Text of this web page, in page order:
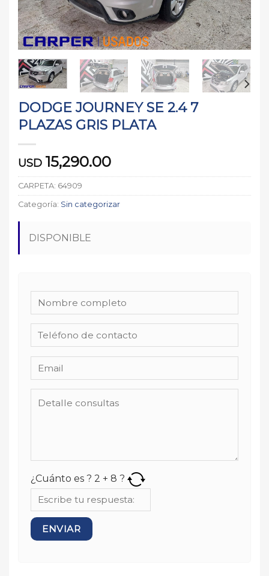
DODGE JOURNEY SE 2.4 7
PLAZAS GRIS PLATA
USD 15,290.00
CARPETA: 64909
Categoría: Sin categorizar
DISPONIBLE
¿Cuánto es ? 2 + 8 ?